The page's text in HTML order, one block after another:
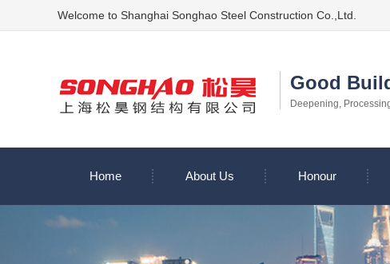
Welcome to Shanghai Songhao Steel Construction Co.,Ltd.
Good
Deepening,
Home About Us Honour